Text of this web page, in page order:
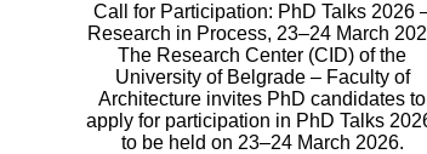
Call for Participation: PhD Talks 2026
Research in Process, 23–24 March
The Research Center (CID) of the
University of Belgrade – Faculty of
Architecture invites PhD candidates to
apply for participation in PhD Talks
to be held on 23–24 March 2026.